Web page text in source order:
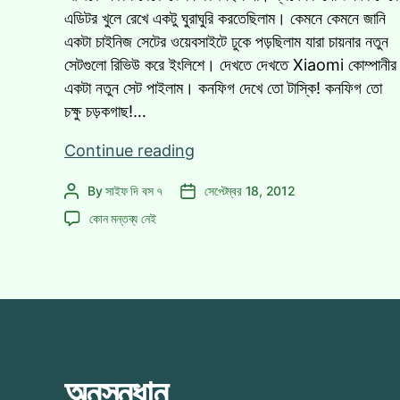
এডিটর খুলে রেখে একটু ঘুরাঘুরি করতেছিলাম। কেমনে কেমনে জানি
একটা চাইনিজ সেটের ওয়েবসাইটে ঢুকে পড়ছিলাম যারা চায়নার নতুন
সেটগুলো রিভিউ করে ইংলিশে। দেখতে দেখতে Xiaomi কোম্পানীর
একটা নতুন সেট পাইলাম। কনফিগ দেখে তো টাস্কি! কনফিগ তো
চক্ষু চড়কগাছ!…
Continue reading
–
Post
author
Byসাইফ দি বস ৭
Postসেপ্টেম্বর 18, 2012
Xiaomi’র
কোন মন্তব্য নেই